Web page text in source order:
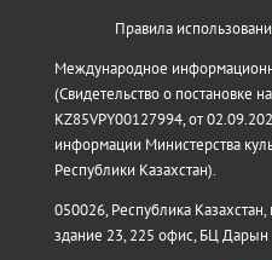
Правила
Международное
(Свидетельство о постановке
KZ85VPY00127994, от
информации Министерства
Республики Казахстан).
050026, Республика Казахстан,
здание 23, 225 офис, БЦ Дарын